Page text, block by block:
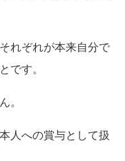
れぞれが本来自分で
です。
。
人への賞与として扱